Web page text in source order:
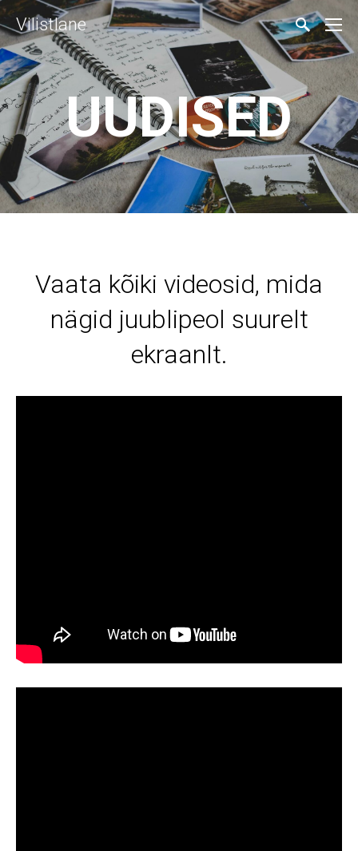
Vilistlane
UUDISED
Vaata kõiki videosid, mida
nägid juublipeol suurelt
ekraanlt.